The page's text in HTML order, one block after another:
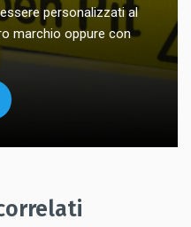
personalizzati al
marchio oppure con